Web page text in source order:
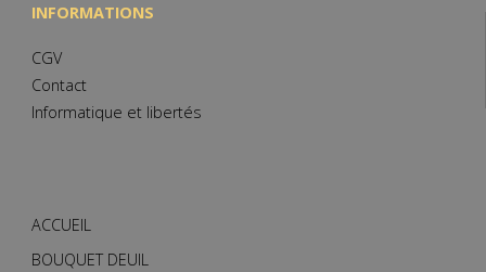
INFORMATIONS
CGV
Contact
Informatique et libertés
ACCUEIL
BOUQUET DEUIL